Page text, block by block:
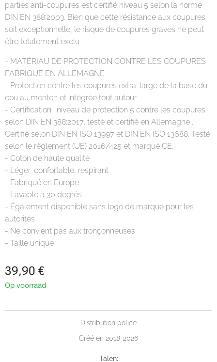
parties anti-coupures est certifié niveau 5 selon la norme
DIN EN 388:2003. Bien que cette résistance aux coupures
soit exceptionnelle, le risque de coupures graves ne peut
être totalement exclu.
- MATÉRIAU DE PROTECTION CONTRE LES COUPURES
FABRIQUÉ EN ALLEMAGNE
- Protection contre les coupures extra-large de la base du
cou au menton et intégrée tout autour
- Certification : niveau de protection 5 contre les coupures
selon DIN EN 388:2017, testé et certifié en Allemagne .
Certifié selon DIN EN ISO 13997 et DIN EN ISO 13688. Testé
selon le règlement (UE) 2016/425 et marqué CE.
- Coton de haute qualité
- Léger, confortable, respirant
- Fabriqué en Europe
- Lavable à 30 degrés
- Également disponible sans logo de marque pour les
autorités
- Ne convient pas aux tronçonneuses
- Taille unique
39,90 €
Op voorraad
Distribution police
Créé en 2018-2026
Talen